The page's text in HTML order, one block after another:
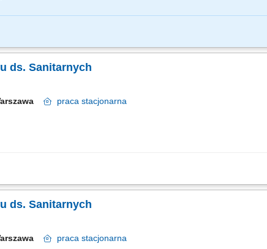
planów na specjalistyczne usługi budowlane na potrzeby Zakładu,
ds. Sanitarnych
praca stacjonarna
ds. Sanitarnych
praca stacjonarna